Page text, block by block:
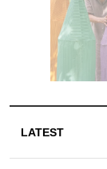
LATEST